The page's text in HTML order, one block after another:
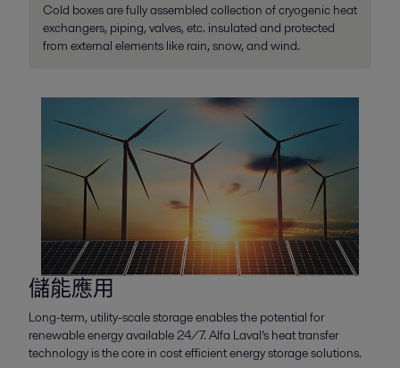
Cold boxes are fully assembled collection of cryogenic heat
exchangers, piping, valves, etc. insulated and protected
from external elements like rain, snow, and wind.
儲能應用
Long-term, utility-scale storage enables the potential for
renewable energy available 24/7. Alfa Laval’s heat transfer
technology is the core in cost efficient energy storage solutions.